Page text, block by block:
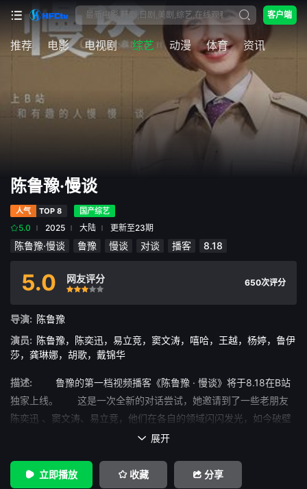
客户端
推荐 电影 电视剧 综艺 动漫 体育 资讯
陈鲁豫·慢谈
人气 TOP 8 国产综艺
5.0 2025 大陆 更新至23期
陈鲁豫·慢谈 鲁豫 慢谈 对谈 播客 8.18
5.0
网友评分
很差较差还行
推荐
力荐
650次评分
导演: 陈鲁豫
演员: 陈鲁豫， 陈奕迅， 易立竞， 窦文涛， 嘻哈， 王越， 杨婷， 鲁伊
莎， 龚琳娜， 胡歌， 戴锦华
描述:
鲁豫的第一档视频播客《陈鲁豫 · 慢谈》将于8.18在B站
独家上线。 这是一次全新的对话尝试，她邀请到了一些老朋友
陈奕迅 、窦文涛、易立竞，他们在各自的领域闪闪发光，如今破壁
 展开
立即播放 收藏 分享